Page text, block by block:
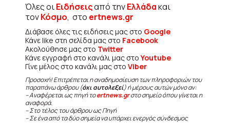
Όλες οιΕιδήσειςαπό τηνΕλλάδακαι
τονΚόσμο, στο ertnews.gr
Διάβασε όλες τις ειδήσεις μας στο Google
Κάνε like στη σελίδα μας στο Facebook
Ακολούθησε μας στο Twitter
Κάνε εγγραφή στο κανάλι μας στοYoutube
Γίνε μέλος στο κανάλι μας στο Viber
Προσοχή! Επιτρέπεται η αναδημοσίευση των πληροφοριών του
παραπάνω άρθρου (όχι αυτολεξεί) ή μέρους αυτών μόνο αν:
– Αναφέρεται ως πηγή τοertnews.grστο σημείο όπου γίνεται η
αναφορά.
– Στο τέλος του άρθρου ως Πηγή
– Σε ένα από τα δύο σημεία να υπάρχει ενεργός σύνδεσμος